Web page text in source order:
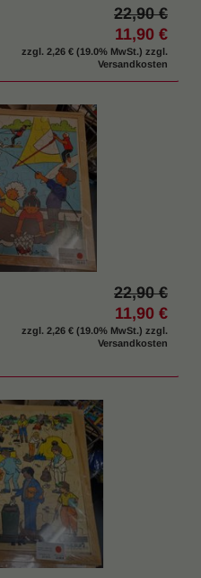
22,90 €
11,90 €
zzgl. 2,26 € (19.0% MwSt.) zzgl.
Versandkosten
22,90 €
11,90 €
zzgl. 2,26 € (19.0% MwSt.) zzgl.
Versandkosten